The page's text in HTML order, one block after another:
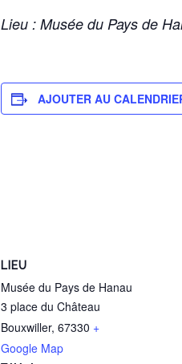
Lieu : Musée du Pays de
AJOUTER AU
LIEU
Musée du Pays de Hanau
3 place du Château
Bouxwiller, 67330 +
Google Map